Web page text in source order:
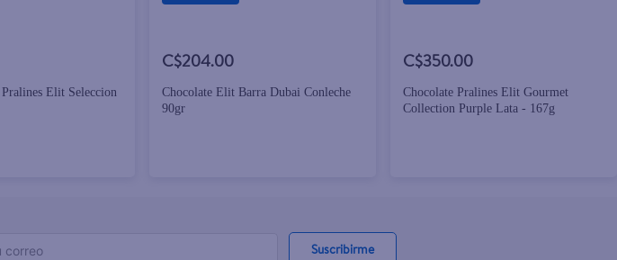
Elit Seleccion
C$204.00
Chocolate Elit Barra Dubai Conleche
90gr
C$350.00
Chocolate Pralines Elit Gourmet
Collection Purple Lata - 167g
Suscribirme